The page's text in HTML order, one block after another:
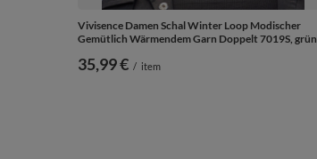
Vivisence Damen Schal Winter Loop Modischer
Gemütlich Wärmendem Garn Doppelt 7019S, grün
35,99 € / item